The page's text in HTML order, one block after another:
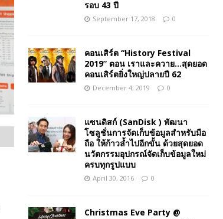
รอบ 43 ปี
September 17, 2018 0
คอนเสิร์ต “History Festival
2019” ตอน เราและควาย…สุดยอด
คอนเสิร์ตยิ่งใหญ่ปลายปี 62
December 4, 2019 0
แซนดิสก์ (SanDisk ) พัฒนา
โซลูชั่นการจัดเก็บข้อมูลสำหรับมือ
ถือ ให้ก้าวล้ำไปอีกขั้น ด้วยสุดยอด
นวัตกรรมอุปกรณ์จัดเก็บข้อมูลใหม่
ครบทุกรูปแบบ
April 30, 2016 0
Christmas Eve Party @